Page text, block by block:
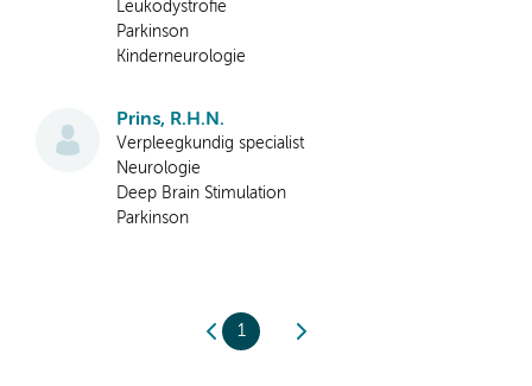
Leukodystrofie
Parkinson
Kinderneurologie
Prins, R.H.N.
Verpleegkundig specialist
Neurologie
Deep Brain Stimulation
Parkinson
1